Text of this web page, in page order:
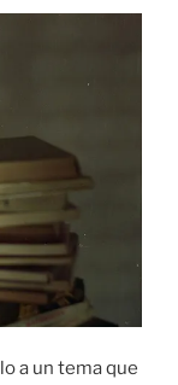
a un tema que